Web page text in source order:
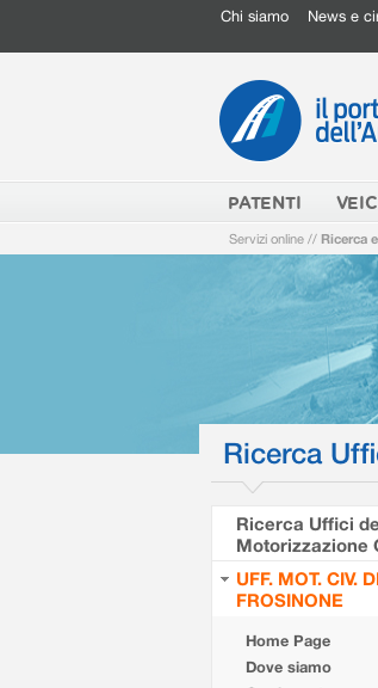
Chi siamo News e
PATENTI
Servizi online // Ricerca
Ricerca
Ricerca Uffici
Motorizzazione
UFF. MOT. CIV.
FROSINONE
Home Page
Dove siamo